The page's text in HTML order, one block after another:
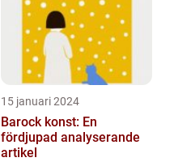
15 januari 2024
Barock konst: En
fördjupad analyserande
artikel